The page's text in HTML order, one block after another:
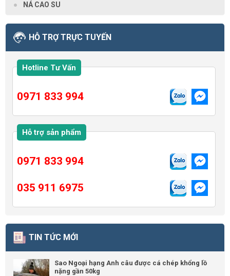
NÁ CAO SU
HỖ TRỢ TRỰC TUYẾN
Hotline Tư Vấn
0971 833 994
Hỗ trợ sản phẩm
0971 833 994
035 911 6975
TIN TỨC MỚI
Sao Ngoại hạng Anh câu được cá chép khổng lồ
nặng gần 50kg